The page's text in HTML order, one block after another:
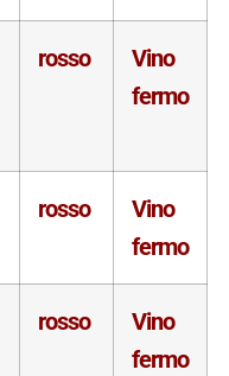
rosso
Vino
fermo
rosso
Vino
fermo
rosso
Vino
fermo